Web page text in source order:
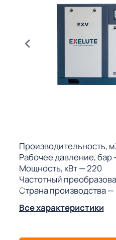
Производительность,
Рабочее давление, бар
Мощность, кВт— 220
Частотный
Страна производства—
Все характеристики
(МКС)